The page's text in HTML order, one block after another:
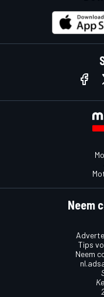
Neem
Tips
Neem